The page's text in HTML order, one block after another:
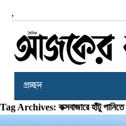
,
প্রচ্ছদ
Tag Archives: কক্সবাজারে হাঁটু